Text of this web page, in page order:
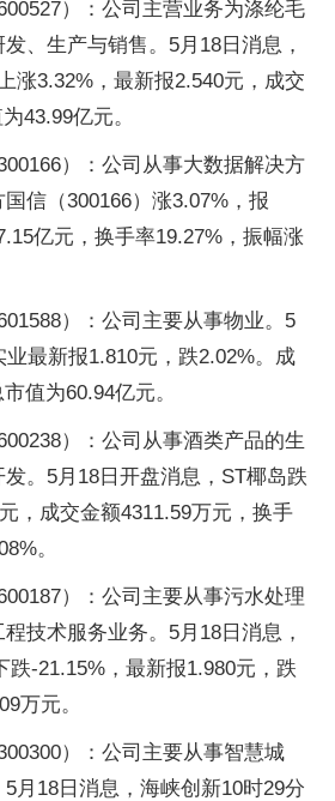
）：公司主营业务为涤纶毛
、生产与销售。5月18日消息，
涨3.32%，最新报2.540元，成交
43.99亿元。
）：公司从事大数据解决方
信（300166）涨3.07%，报
亿元，换手率19.27%，振幅涨
）：公司主要从事物业。5
业最新报1.810元，跌2.02%。成
值为60.94亿元。
）：公司从事酒类产品的生
。5月18日开盘消息，ST椰岛跌
，成交金额4311.59万元，换手
。
）：公司主要从事污水处理
技术服务业务。5月18日消息，
跌-21.15%，最新报1.980元，跌
万元。
）：公司主要从事智慧城
月18日消息，海峡创新10时29分